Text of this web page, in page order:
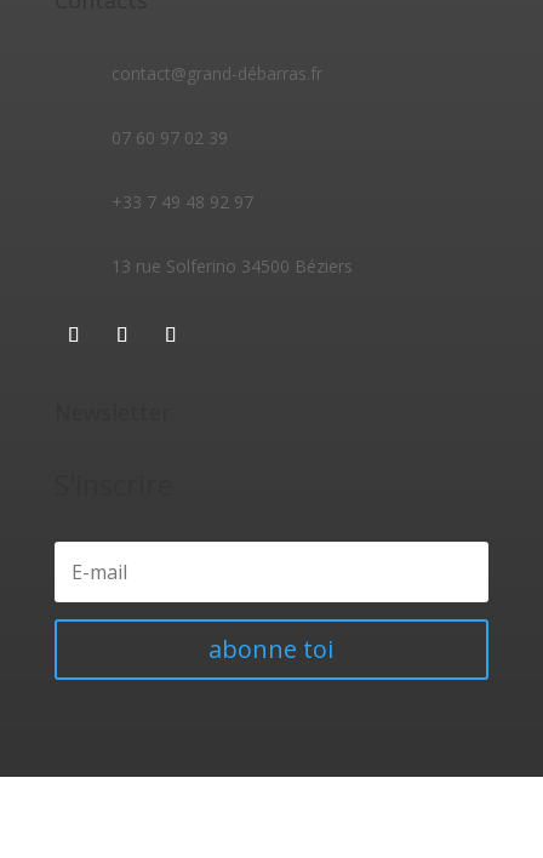
contact@grand-débarras.fr
07 60 97 02 39
+33 7 49 48 92 97
13 rue Solferino 34500 Béziers
abonne toi